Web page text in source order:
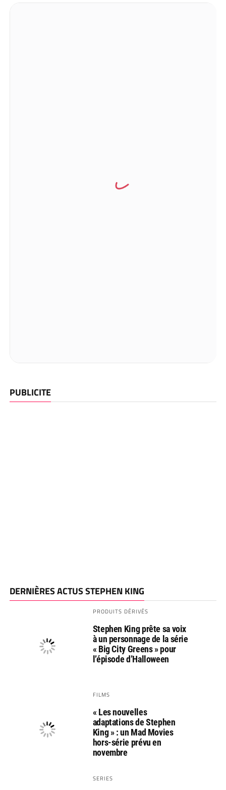
PUBLICITE
DERNIÈRES ACTUS STEPHEN KING
PRODUITS DÉRIVÉS
Stephen King prête sa voix
à un personnage de la série
« Big City Greens » pour
l’épisode d’Halloween
FILMS
« Les nouvelles
adaptations de Stephen
King » : un Mad Movies
hors-série prévu en
novembre
SERIES